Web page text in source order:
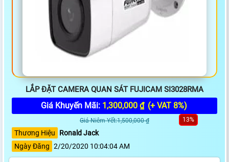
LẮP ĐẶT CAMERA QUAN SÁT FUJICAM SI3028RMA
Giá Khuyến Mãi: 1,300,000 ₫ (+ VAT 8%)
Giá Niêm Yết:1,500,000 ₫ 13%
Thương Hiệu
Ronald Jack
Ngày Đăng 2/20/2020 10:04:04 AM